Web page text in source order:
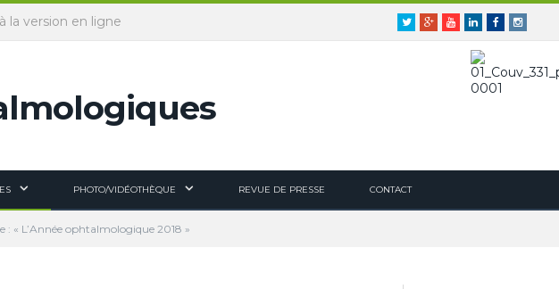
TwitterGoogle+YoutubeLinkedinFacebookInstagram
la version en ligne
PHOTO/VIDÉOTHÈQUE REVUE DE PRESSE CONTACT
: « L’Année ophtalmologique 2018 »